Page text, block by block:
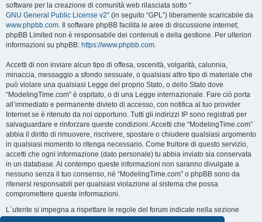
software per la creazione di comunità web rilasciata sotto “
GNU General Public License v2” (in seguito “GPL”) liberamente scaricabile da
www.phpbb.com. Il software phpBB facilita le aree di discussione internet;
phpBB Limited non è responsabile dei contenuti e della gestione. Per ulteriori
informazioni su phpBB: https://www.phpbb.com.
Accetti di non inviare alcun tipo di offesa, oscenità, volgarità, calunnia,
minaccia, messaggio a sfondo sessuale, o qualsiasi altro tipo di materiale che
può violare una qualsiasi Legge del proprio Stato, o dello Stato dove
“ModelingTime.com” è ospitato, o di una Legge internazionale. Fare ciò porta
all’immediato e permanente divieto di accesso, con notifica al tuo provider
Internet se è ritenuto da noi opportuno. Tutti gli indirizzi IP sono registrati per
salvaguardare e rinforzare queste condizioni. Accetti che “ModelingTime.com”
abbia il diritto di rimuovere, riscrivere, spostare o chiudere qualsiasi argomento
in qualsiasi momento lo ritenga necessario. Come fruitore di questo servizio,
accetti che ogni informazione (dato personale) tu abbia inviato sia conservata
in un database. Al contempo queste informazioni non saranno divulgate a
nessuno senza il tuo consenso, né “ModelingTime.com” o phpBB sono da
ritenersi responsabili per qualsiasi violazione al sistema che possa
compromettere queste informazioni.
L´utente si impegna a rispettare le regole del forum indicate nella sezione